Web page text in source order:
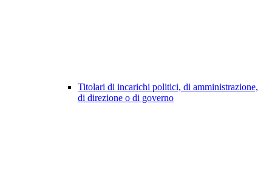
Titolari di incarichi politici, di amministrazione,
di direzione o di governo